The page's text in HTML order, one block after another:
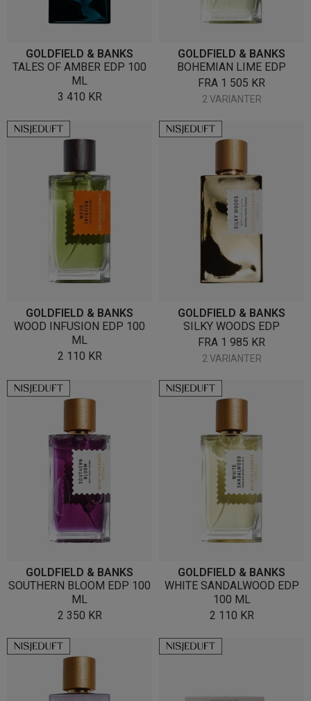
GOLDFIELD & BANKS
TALES OF AMBER EDP 100
ML
3 410 KR
GOLDFIELD & BANKS
BOHEMIAN LIME EDP
FRA 1 505 KR
2 VARIANTER
GOLDFIELD & BANKS
WOOD INFUSION EDP 100
ML
2 110 KR
GOLDFIELD & BANKS
SILKY WOODS EDP
FRA 1 985 KR
2 VARIANTER
GOLDFIELD & BANKS
SOUTHERN BLOOM EDP 100
ML
2 350 KR
GOLDFIELD & BANKS
WHITE SANDALWOOD EDP
100 ML
2 110 KR